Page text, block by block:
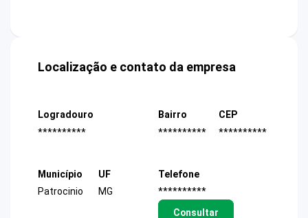
Localização e contato da empresa
Logradouro
**********
Bairro
**********
CEP
**********
Município
Patrocinio
UF
MG
Telefone
**********
Consultar